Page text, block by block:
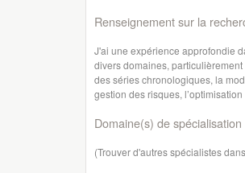
Renseignement sur la
J'ai une expérience approfondie
divers domaines,
des séries chronologiques, la
gestion des risques,
Domaine(s) de spécialisation
(Trouver d'autres spécialistes